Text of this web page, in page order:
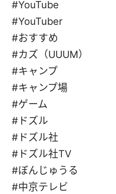
#YouTube
#YouTuber
#おすすめ
#カズ（UUUM）
#キャンプ
#キャンプ場
#ゲーム
#ドズル
#ドズル社
#ドズル社TV
#ぼんじゅうる
#中京テレビ